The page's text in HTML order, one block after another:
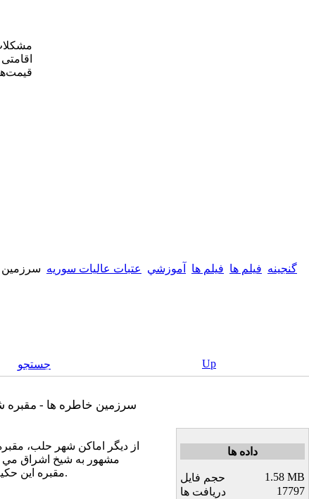
گنجینه فیلم ها فيلم ها آموزشي عتبات عاليات سوريه سرزمين
جستجو
Up
از ديگر اماكن شهر حلب،
مشهور به شيخ اشراق مي
مقبره اين حكيم ايراني بيشتر آشنا مي شويد.
داده ها
حجم فایل
1.58 MB
دریافت ها
17797